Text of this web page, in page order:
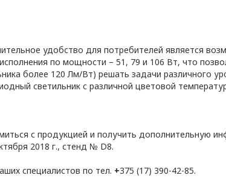
удобство для потребителей является
по мощности – 51, 79 и 106 Вт, что
более 120 Лм/Вт) решать задачи различного
светильник с различной цветовой
с продукцией и получить дополнительную
2018 г., стенд № D8.
специалистов по тел. +375 (17) 390-42-85.
отношений
данных
N 99-З «О защите персональных
данных);